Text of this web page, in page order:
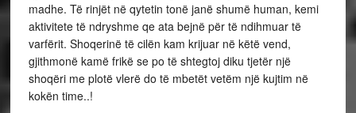
madhe. Të rinjët në qytetin tonë janë shumë human, kemi
aktivitete të ndryshme qe ata bejnë për të ndihmuar të
varfërit. Shoqerinë të cilën kam krijuar në këtë vend,
gjithmonë kamë frikë se po të shtegtoj diku tjetër një
shoqëri me plotë vlerë do të mbetët vetëm një kujtim në
kokën time..!